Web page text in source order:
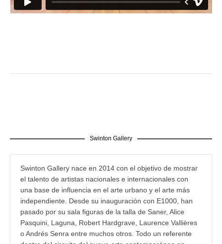
Swinton Gallery
Swinton Gallery nace en 2014 con el objetivo de mostrar
el talento de artistas nacionales e internacionales con
una base de influencia en el arte urbano y el arte más
independiente. Desde su inauguración con E1000, han
pasado por su sala figuras de la talla de Saner, Alice
Pasquini, Laguna, Robert Hardgrave, Laurence Vallières
o Andrés Senra entre muchos otros. Todo un referente